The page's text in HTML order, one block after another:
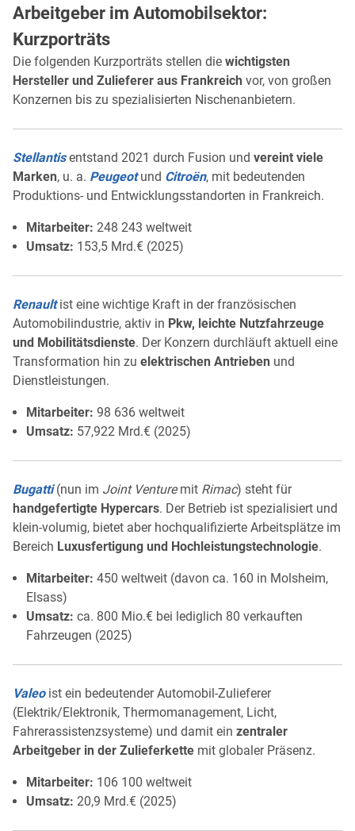
Arbeitgeber im Automobilsektor:
Kurzporträts
Die folgenden Kurzporträts stellen die wichtigsten
Hersteller und Zulieferer aus Frankreich vor, von großen
Konzernen bis zu spezialisierten Nischenanbietern.
Stellantisentstand 2021 durch Fusion und vereint viele
Marken, u. a. Peugeotund Citroën, mit bedeutenden
Produktions- und Entwicklungsstandorten in Frankreich.
Mitarbeiter: 248 243 weltweit
Umsatz: 153,5 Mrd.€ (2025)
Renaultist eine wichtige Kraft in der französischen
Automobilindustrie, aktiv in Pkw, leichte Nutzfahrzeuge
und Mobilitätsdienste. Der Konzern durchläuft aktuell eine
Transformation hin zu elektrischen Antrieben und
Dienstleistungen.
Mitarbeiter: 98 636 weltweit
Umsatz: 57,922 Mrd.€ (2025)
Bugatti(nun im Joint Venturemit Rimac) steht für
handgefertigte Hypercars. Der Betrieb ist spezialisiert und
klein-volumig, bietet aber hochqualifizierte Arbeitsplätze im
Bereich Luxusfertigung und Hochleistungstechnologie.
Mitarbeiter: 450 weltweit (davon ca. 160 in Molsheim,
Elsass)
Umsatz: ca. 800 Mio.€ bei lediglich 80 verkauften
Fahrzeugen (2025)
Valeoist ein bedeutender Automobil-Zulieferer
(Elektrik/Elektronik, Thermomanagement, Licht,
Fahrerassistenzsysteme) und damit ein zentraler
Arbeitgeber in der Zulieferkette mit globaler Präsenz.
Mitarbeiter: 106 100 weltweit
Umsatz: 20,9 Mrd.€ (2025)